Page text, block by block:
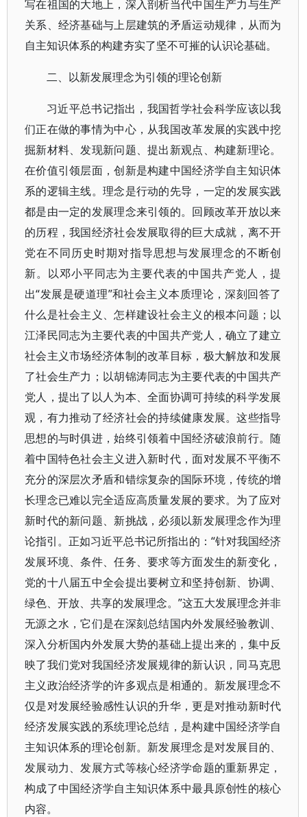
写在祖国的大地上，深入剖析当代中国生产力与生产
关系、经济基础与上层建筑的矛盾运动规律，从而为
自主知识体系的构建夯实了坚不可摧的认识论基础。
二、以新发展理念为引领的理论创新
习近平总书记指出，我国哲学社会科学应该以我
们正在做的事情为中心，从我国改革发展的实践中挖
掘新材料、发现新问题、提出新观点、构建新理论。
在价值引领层面，创新是构建中国经济学自主知识体
系的逻辑主线。理念是行动的先导，一定的发展实践
都是由一定的发展理念来引领的。回顾改革开放以来
的历程，我国经济社会发展取得的巨大成就，离不开
党在不同历史时期对指导思想与发展理念的不断创
新。以邓小平同志为主要代表的中国共产党人，提
出“发展是硬道理”和社会主义本质理论，深刻回答了
什么是社会主义、怎样建设社会主义的根本问题；以
江泽民同志为主要代表的中国共产党人，确立了建立
社会主义市场经济体制的改革目标，极大解放和发展
了社会生产力；以胡锦涛同志为主要代表的中国共产
党人，提出了以人为本、全面协调可持续的科学发展
观，有力推动了经济社会的持续健康发展。这些指导
思想的与时俱进，始终引领着中国经济破浪前行。随
着中国特色社会主义进入新时代，面对发展不平衡不
充分的深层次矛盾和错综复杂的国际环境，传统的增
长理念已难以完全适应高质量发展的要求。为了应对
新时代的新问题、新挑战，必须以新发展理念作为理
论指引。正如习近平总书记所指出的：“针对我国经济
发展环境、条件、任务、要求等方面发生的新变化，
党的十八届五中全会提出要树立和坚持创新、协调、
绿色、开放、共享的发展理念。”这五大发展理念并非
无源之水，它们是在深刻总结国内外发展经验教训、
深入分析国内外发展大势的基础上提出来的，集中反
映了我们党对我国经济发展规律的新认识，同马克思
主义政治经济学的许多观点是相通的。新发展理念不
仅是对发展经验感性认识的升华，更是对推动新时代
经济发展实践的系统理论总结，是构建中国经济学自
主知识体系的理论创新。新发展理念是对发展目的、
发展动力、发展方式等核心经济学命题的重新界定，
构成了中国经济学自主知识体系中最具原创性的核心
内容。